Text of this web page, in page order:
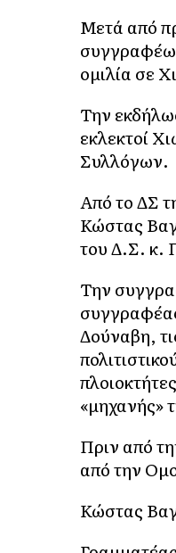
Μετά από
ομιλία σε
Την
εκλεκτοί
Συλλόγων.
Από το ΔΣ
Κώστας
του Δ.Σ. κ.
Την
Δούναβη,
«μηχανής»
Πριν από
από την
Κώστας